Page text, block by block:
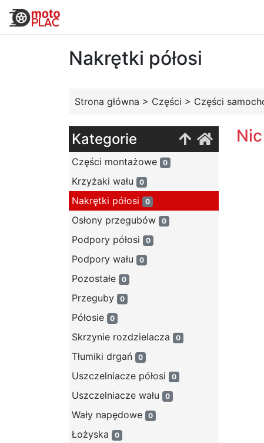
Nakrętki półosi
Strona główna > Części > Części
Kategorie
Części montażowe 0
Krzyżaki wału 0
Nakrętki półosi 0
Osłony przegubów 0
Podpory półosi 0
Podpory wału 0
Pozostałe 0
Przeguby 0
Półosie 0
Skrzynie rozdzielacza 0
Tłumiki drgań 0
Uszczelniacze półosi 0
Uszczelniacze wału 0
Wały napędowe 0
Łożyska 0